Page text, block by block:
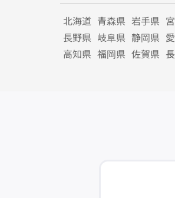
北海道 青森県 岩手県
長野県 岐阜県 静岡県
高知県 福岡県 佐賀県